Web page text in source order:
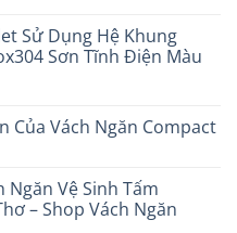
Sử Dụng Hệ Khung
Sơn Tĩnh Điện Màu
Của Vách Ngăn Compact
Ngăn Vệ Sinh Tấm
– Shop Vách Ngăn